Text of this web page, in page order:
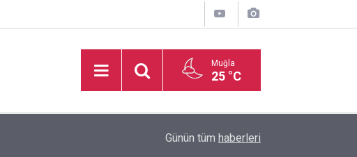
Muğla
25 °C
İşitme Engelliler Genç Kız Futsal Milli Takımı,
Günün tüm haberleri